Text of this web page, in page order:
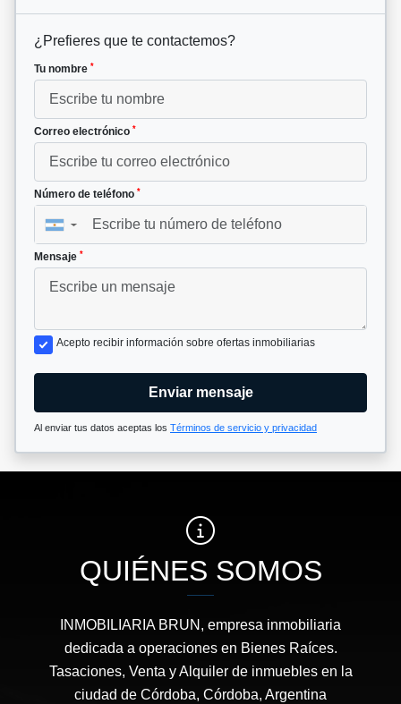
¿Prefieres que te contactemos?
Tu nombre *
Correo electrónico *
Número de teléfono *
▼
Mensaje *
Acepto recibir información sobre ofertas inmobiliarias
Enviar mensaje
Al enviar tus datos aceptas los Términos de servicio y privacidad
QUIÉNES SOMOS
INMOBILIARIA BRUN, empresa inmobiliaria
dedicada a operaciones en Bienes Raíces.
Tasaciones, Venta y Alquiler de inmuebles en la
ciudad de Córdoba, Córdoba, Argentina